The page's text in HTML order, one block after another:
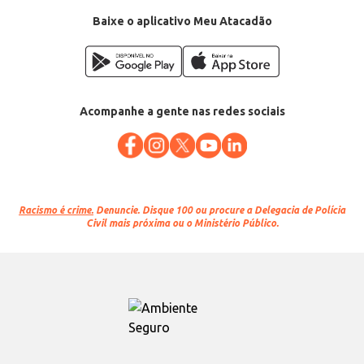
Baixe o aplicativo Meu Atacadão
Acompanhe a gente nas redes sociais
Racismo é crime. Denuncie. Disque 100 ou procure a Delegacia de Polícia
Civil mais próxima ou o Ministério Público.